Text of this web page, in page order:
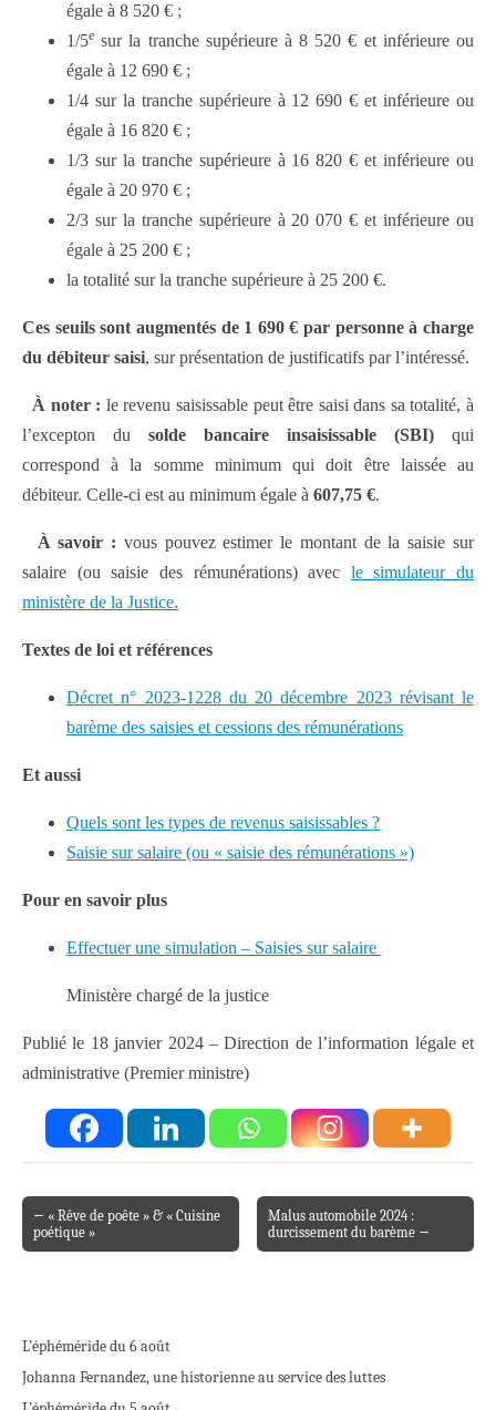
égale à 8 520 € ;
1/5e sur la tranche supérieure à 8 520 € et inférieure ou
égale à 12 690 € ;
1/4 sur la tranche supérieure à 12 690 € et inférieure ou
égale à 16 820 € ;
1/3 sur la tranche supérieure à 16 820 € et inférieure ou
égale à 20 970 € ;
2/3 sur la tranche supérieure à 20 070 € et inférieure ou
égale à 25 200 € ;
la totalité sur la tranche supérieure à 25 200 €.
Ces seuils sont augmentés de 1 690 € par personne à charge
du débiteur saisi, sur présentation de justificatifs par l’intéressé.
À noter : le revenu saisissable peut être saisi dans sa totalité, à
l’excepton du solde bancaire insaisissable (SBI) qui
correspond à la somme minimum qui doit être laissée au
débiteur. Celle-ci est au minimum égale à 607,75 €.
À savoir : vous pouvez estimer le montant de la saisie sur
salaire (ou saisie des rémunérations) avec le simulateur du
ministère de la Justice.
Textes de loi et références
Décret n° 2023-1228 du 20 décembre 2023 révisant le
barème des saisies et cessions des rémunérations
Et aussi
Quels sont les types de revenus saisissables ?
Saisie sur salaire (ou « saisie des rémunérations »)
Pour en savoir plus
Effectuer une simulation – Saisies sur salaire
Ministère chargé de la justice
Publié le 18 janvier 2024 – Direction de l’information légale et
administrative (Premier ministre)
Post navigation
← « Rêve de poête » & « Cuisine
poétique »
Malus automobile 2024 :
durcissement du barème →
L’éphéméride du 6 août
Johanna Fernandez, une historienne au service des luttes